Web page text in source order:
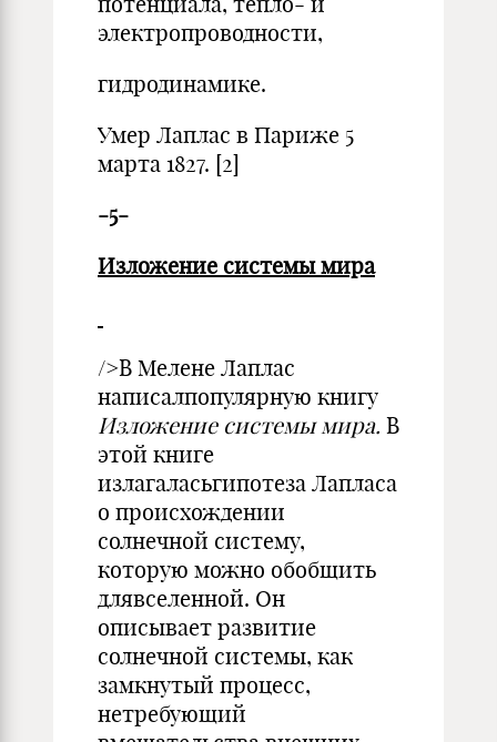
электропроводности,
гидродинамике.
Умер Лаплас в Париже 5
марта 1827. [2]
-5-
Изложение системы мира
/>В Мелене Лаплас
написалпопулярную книгу
Изложение системы мира. В
этой книге
излагаласьгипотеза Лапласа
о происхождении
солнечной систему,
которую можно обобщить
длявселенной. Он
описывает развитие
солнечной системы, как
замкнутый процесс,
нетребующий